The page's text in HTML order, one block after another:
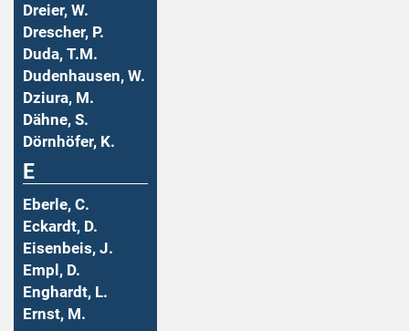
Dreier, W.
Drescher, P.
Duda, T.M.
Dudenhausen, W.
Dziura, M.
Dähne, S.
Dörnhöfer, K.
E
Eberle, C.
Eckardt, D.
Eisenbeis, J.
Empl, D.
Enghardt, L.
Ernst, M.